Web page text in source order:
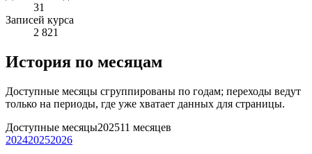
31
Записей курса
2 821
История по месяцам
Доступные месяцы сгруппированы по годам; переходы ведут
только на периоды, где уже хватает данных для страницы.
Доступные месяцы202511 месяцев
202420252026